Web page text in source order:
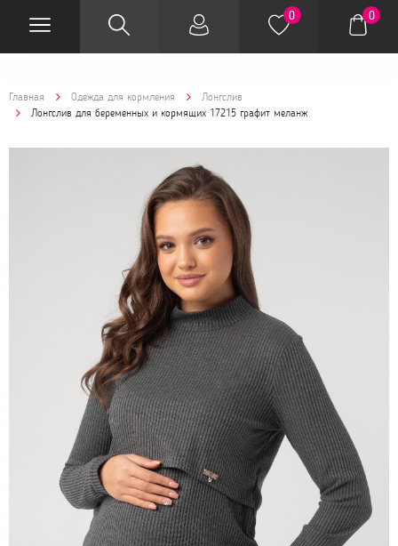
0 0
Главная Одежда для кормления
Лонгслив
Лонгслив для беременных и кормящих 17215 графит меланж